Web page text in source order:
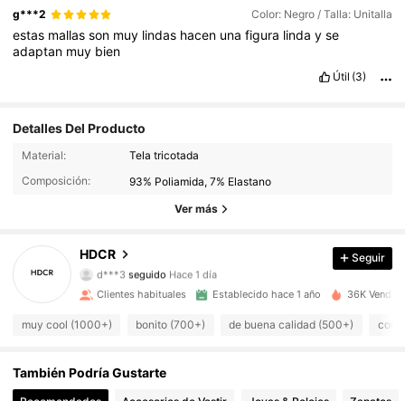
g***2 Color: Negro / Talla: Unitalla
estas mallasson muy lindas hacen unafigura lindayse
adaptan muy bien
Útil (3)
Detalles Del Producto
Material:
Tela tricotada
Composición:
93% Poliamida, 7% Elastano
Ver más
HDCR
1.5K Seguidores
d***3 seguido Hace 1 día
4,90
1.5K Seguidores
4,90 1.5K Seguidores
4,90
Seguir
Clientes habituales Establecido hace 1 año 36K
muy cool (1000+) bonito (700+) de buena calidad (500+)
También Podría Gustarte